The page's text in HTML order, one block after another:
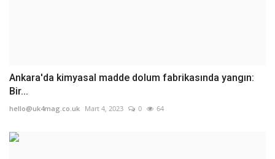
Ankara'da kimyasal madde dolum fabrikasında yangın:
Bir...
hello@uk4mag.co.uk Mart 4, 2023 0 64